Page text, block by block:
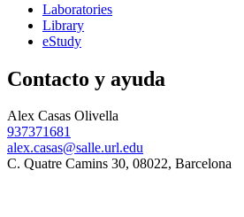
Laboratories
Library
eStudy
Contacto y ayuda
Alex Casas Olivella
937371681
alex.casas@salle.url.edu
C. Quatre Camins 30, 08022, Barcelona